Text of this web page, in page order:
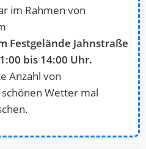
im Rahmen von
Festgelände Jahnstraße
bis 14:00 Uhr.
Anzahl von
Wetter mal